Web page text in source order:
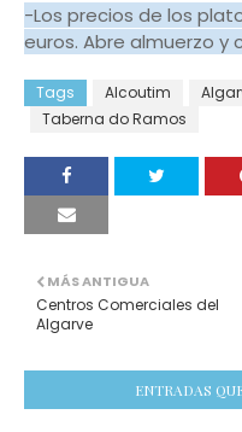
-Los precios de los
euros. Abre almuerzo
Tags Alcoutim
Taberna do Ramos
MÁS ANTIGUA
Centros Comerciales del
Algarve
ENTRADAS